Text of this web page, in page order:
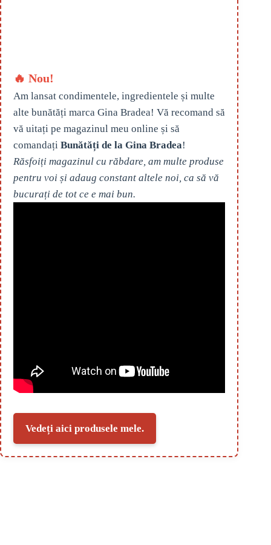
🔥 Nou!
Am lansat condimentele, ingredientele și multe
alte bunătăți marca Gina Bradea! Vă recomand să
vă uitați pe magazinul meu online și să
comandați Bunătăți de la Gina Bradea!
Răsfoiți magazinul cu răbdare, am multe produse
pentru voi și adaug constant altele noi, ca să vă
bucurați de tot ce e mai bun.
Vedeți aici produsele mele.